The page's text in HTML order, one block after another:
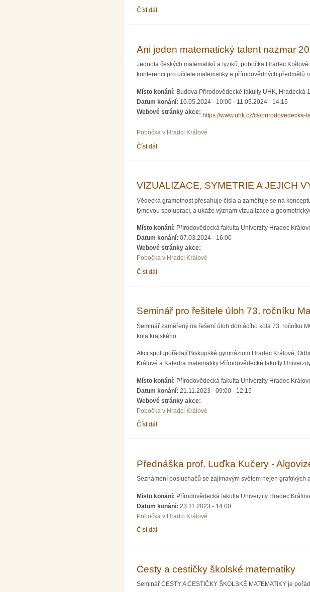
Číst dál
Ani jeden matematický talent nazmar
Jednota českých matematiků a fyziků, pobočka Hradec
konferenci pro učitele matematiky a přírodovědných
Místo konání: Budova Přírodovědecké fakulty UHK, Hradecká
Datum konání: 10.05.2024 - 10:00 - 11.05.2024 - 14:15
Webové stránky akce:
https://www.uhk.cz/cs/prirodovedecka-
Pobočka v Hradci Králové
Číst dál
VIZUALIZACE, SYMETRIE A JEJICH
Vědecká gramotnost přesahuje čísla a zaměřuje se na
týmovou spoluprací, a ukáže význam vizualizace a
Místo konání: Přírodovědecká fakulta Univerzity Hradec
Datum konání: 07.03.2024 - 16:00
Webové stránky akce:
Pobočka v Hradci Králové
Číst dál
Seminář pro řešitele úloh 73. ročníku
Seminář zaměřený na řešení úloh domácího kola 73. ročníku
kola krajského.
Akci spolupořádají Biskupské gymnázium Hradec Králové,
Králové a Katedra matematiky Přírodovědecké fakulty
Místo konání: Přírodovědecká fakulta Univerzity Hradec
Datum konání: 21.11.2023 - 09:00 - 12:15
Webové stránky akce:
Pobočka v Hradci Králové
Číst dál
Přednáška prof. Luďka Kučery -
Seznámení posluchačů se zajímavým světem nejen
Místo konání: Přírodovědecká fakulta Univerzity Hradec
Datum konání: 23.11.2023 - 14:00
Pobočka v Hradci Králové
Číst dál
Cesty a cestičky školské matematiky
Seminář CESTY A CESTIČKY ŠKOLSKÉ MATEMATIKY je